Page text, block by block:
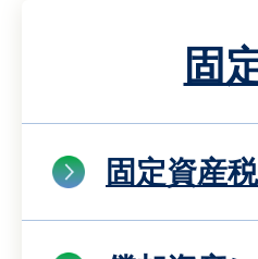
固
固定資産